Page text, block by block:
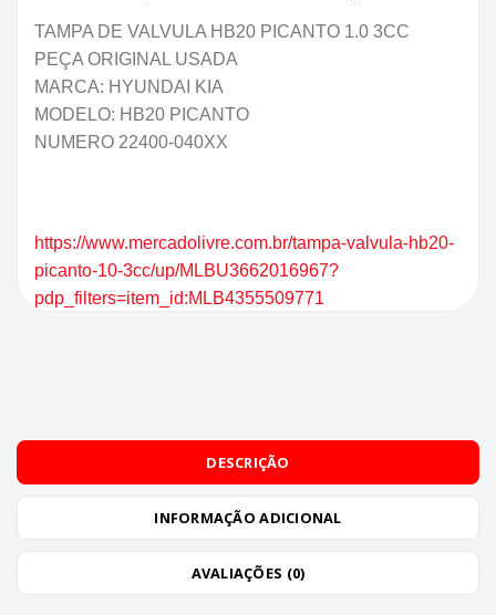
TAMPA DE VALVULA HB20 PICANTO 1.0 3CC
PEÇA ORIGINAL USADA
MARCA: HYUNDAI KIA
MODELO: HB20 PICANTO
NUMERO 22400-040XX
https://www.mercadolivre.com.br/tampa-valvula-hb20-
picanto-10-3cc/up/MLBU3662016967?
pdp_filters=item_id:MLB4355509771
DESCRIÇÃO
INFORMAÇÃO ADICIONAL
AVALIAÇÕES (0)